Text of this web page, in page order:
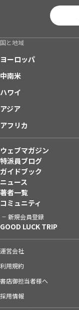
国と地域
ヨーロッパ
中南米
ハワイ
アジア
アフリカ
ウェブマガジン
特派員ブログ
ガイドブック
ニュース
著者一覧
コミュニティ
新規会員登録
GOOD LUCK TRIP
運営会社
利用規約
書店御担当者様へ
採用情報